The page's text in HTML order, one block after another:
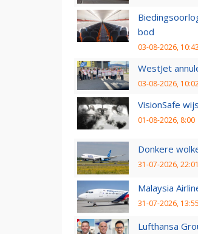
bod
03-08-2026, 10:43
WestJet
03-08-2026,
VisionSafe
01-08-2026, 8:00
Donkere
31-07-2026, 22:01
Malaysia
31-07-2026, 13:55
Lufthansa